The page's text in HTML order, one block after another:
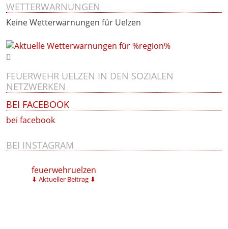
WETTERWARNUNGEN
Keine Wetterwarnungen für Uelzen
FEUERWEHR UELZEN IN DEN SOZIALEN
NETZWERKEN
BEI FACEBOOK
bei facebook
BEI INSTAGRAM
feuerwehruelzen
⬇ Aktueller Beitrag ⬇